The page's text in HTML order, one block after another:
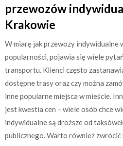
przewozów
Krakowie
W miarę jak przewozy indywidualne
popularności, pojawia się wiele
transportu. Klienci często
dostępne trasy oraz czy można
inne popularne miejsca w mieście.
jest kwestia cen – wiele osób chce
indywidualne są droższe od
publicznego. Warto również zwrócić